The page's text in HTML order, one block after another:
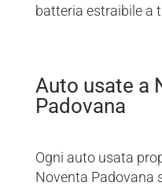
batteria estraibile a
Auto usate a
Padovana
Ogni auto usata
Noventa Padovana